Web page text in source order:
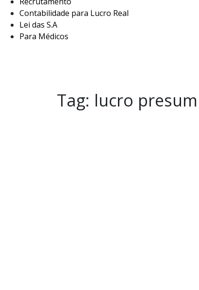
Contabilidade para Lucro Real
Lei das S.A
Para Médicos
Tag: lucro